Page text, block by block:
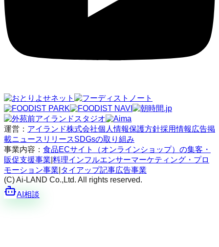
運営： アイランド株式会社個人情報保護方針採用情報 広告掲
載ニュースリリースSDGsの取り組み
事業内容： 食品ECサイト（オンラインショップ）の集客・
販促支援事業 料理インフルエンサーマーケティング・プロ
モーション事業 タイアップ記事広告事業
(C) Ai-LAND Co.,Ltd. All rights reserved.
AI相談